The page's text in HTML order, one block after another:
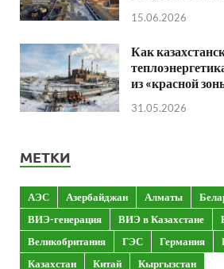
15.06.2026
Как
из «красной
31.05.2026
МЕТКИ
АЭС Азербайджан Алматы
ВИЭ-генерация
ВИЭ в Казахстане
Великобритания
ГЭС Германия
Казахстан
Китай
Кыргызстан